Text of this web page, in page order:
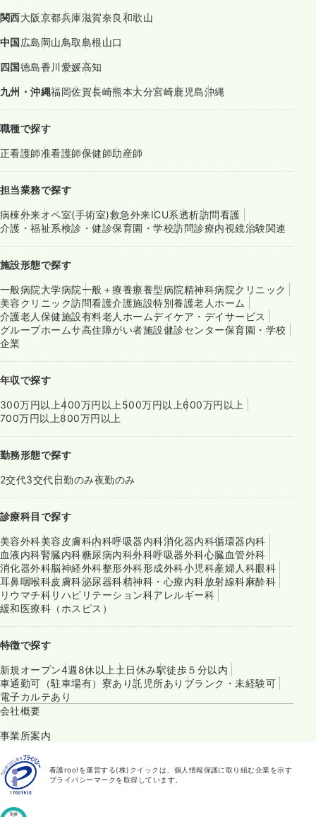
関西大阪京都兵庫滋賀奈良和歌山
中国広島岡山鳥取島根山口
四国徳島香川愛媛高知
九州・沖縄福岡佐賀長崎熊本大分宮崎鹿児島沖縄
職種で探す
正看護師准看護師保健師助産師
担当業務で探す
病棟外来オペ室(手術室)救急外来ICU系透析訪問看護
介護・福祉系検診・健診保育園・学校訪問診療内視鏡治験関連
施設形態で探す
一般病院大学病院一般＋療養療養型病院精神科病院クリニック
美容クリニック訪問看護介護施設特別養護老人ホーム
介護老人保健施設有料老人ホームデイケア・デイサービス
グループホームサ高住障がい者施設健診センター保育園・学校
企業
年収で探す
300万円以上400万円以上 500万円以上600万円以上
700万円以上800万円以上
勤務形態で探す
2交代3交代日勤のみ夜勤のみ
診療科目で探す
美容外科美容皮膚科内科呼吸器内科消化器内科循環器内科
血液内科腎臓内科糖尿病内科外科呼吸器外科心臓血管外科
消化器外科脳神経外科整形外科形成外科小児科産婦人科眼科
耳鼻咽喉科皮膚科泌尿器科精神科・心療内科放射線科麻酔科
リウマチ科リハビリテーション科アレルギー科
緩和医療科（ホスピス）
特徴で探す
新規オープン4週8休以上 土日休み駅徒歩５分以内
車通勤可（駐車場有） 寮あり託児所あり ブランク・未経験可
電子カルテあり
会社概要
事業所案内
看護roo!を運営する(株)クイックは、個人情報保護に取り組む企業を示す
プライバシーマークを取得しています。